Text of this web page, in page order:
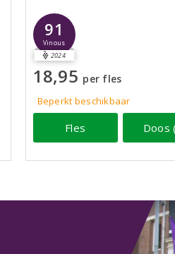
91
Vinous
2024
18,95 per fles
Beperkt beschikbaar
Fles Doos